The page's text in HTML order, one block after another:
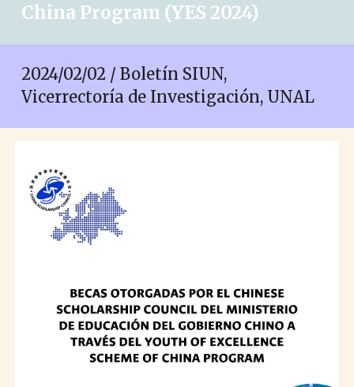
China Program (YES 2024)
2024/02/02 / Boletín SIUN,
Vicerrectoría de Investigación, UNAL